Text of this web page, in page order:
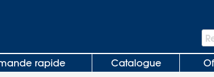
Barre
de
rapide Catalogue